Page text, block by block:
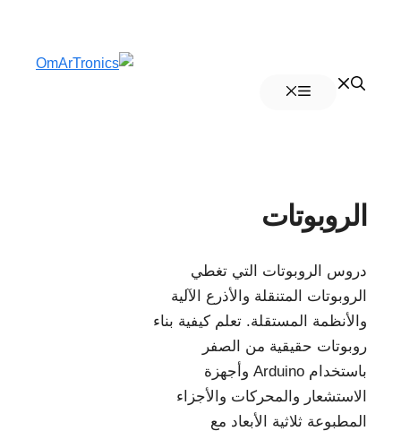
الروبوتات
دروس الروبوتات التي تغطي
الروبوتات المتنقلة والأذرع الآلية
والأنظمة المستقلة. تعلم كيفية بناء
روبوتات حقيقية من الصفر
باستخدام Arduino وأجهزة
الاستشعار والمحركات والأجزاء
المطبوعة ثلاثية الأبعاد مع